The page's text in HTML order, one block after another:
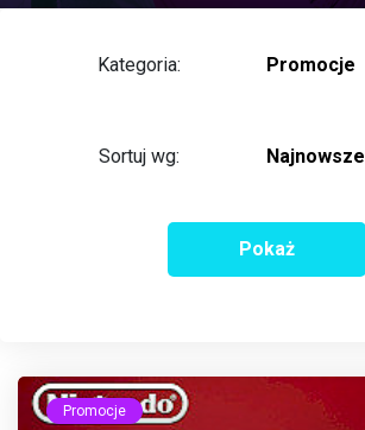
Kategoria: Promocje
Sortuj wg: Najnowsze
Pokaż
Promocje